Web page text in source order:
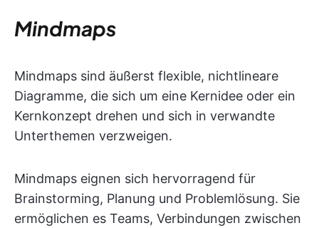
Mindmaps
Mindmaps sind äußerst flexible, nichtlineare
Diagramme, die sich um eine Kernidee oder ein
Kernkonzept drehen und sich in verwandte
Unterthemen verzweigen.
Mindmaps eignen sich hervorragend für
Brainstorming, Planung und Problemlösung. Sie
ermöglichen es Teams, Verbindungen zwischen